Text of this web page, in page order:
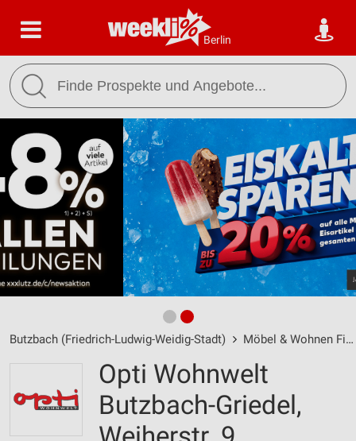
Berlin
Butzbach (Friedrich-Ludwig-Weidig-Stadt) Möbel & Wohnen Filialen
Opti Wohnwelt
Butzbach-Griedel,